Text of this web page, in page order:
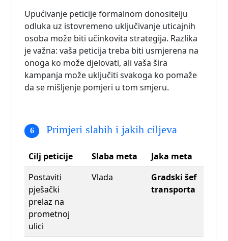
Upućivanje peticije formalnom donositelju
odluka uz istovremeno uključivanje uticajnih
osoba može biti učinkovita strategija. Razlika
je važna: vaša peticija treba biti usmjerena na
onoga ko može djelovati, ali vaša šira
kampanja može uključiti svakoga ko pomaže
da se mišljenje pomjeri u tom smjeru.
Primjeri slabih i jakih ciljeva
Cilj peticije Slaba meta
Jaka meta
Postaviti
pješački
prelaz na
prometnoj
ulici
Vlada
Gradski šef
transporta